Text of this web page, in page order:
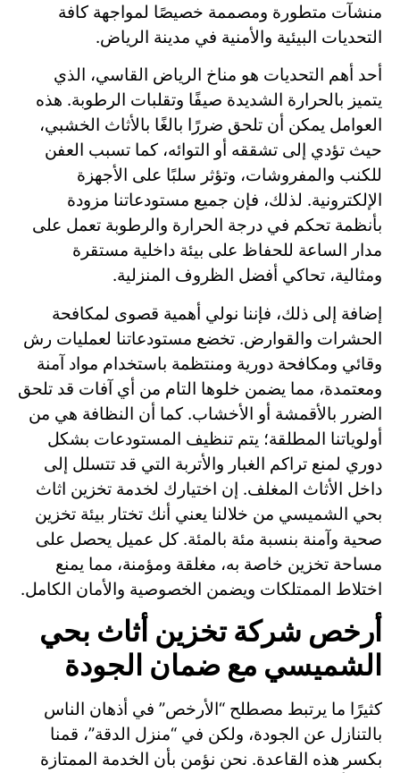
منشآت متطورة ومصممة خصيصًا لمواجهة كافة
التحديات البيئية والأمنية في مدينة الرياض.
أحد أهم التحديات هو مناخ الرياض القاسي، الذي
يتميز بالحرارة الشديدة صيفًا وتقلبات الرطوبة. هذه
العوامل يمكن أن تلحق ضررًا بالغًا بالأثاث الخشبي،
حيث تؤدي إلى تشققه أو التوائه، كما تسبب العفن
للكنب والمفروشات، وتؤثر سلبًا على الأجهزة
الإلكترونية. لذلك، فإن جميع مستودعاتنا مزودة
بأنظمة تحكم في درجة الحرارة والرطوبة تعمل على
مدار الساعة للحفاظ على بيئة داخلية مستقرة
ومثالية، تحاكي أفضل الظروف المنزلية.
إضافة إلى ذلك، فإننا نولي أهمية قصوى لمكافحة
الحشرات والقوارض. تخضع مستودعاتنا لعمليات رش
وقائي ومكافحة دورية ومنتظمة باستخدام مواد آمنة
ومعتمدة، مما يضمن خلوها التام من أي آفات قد تلحق
الضرر بالأقمشة أو الأخشاب. كما أن النظافة هي من
أولوياتنا المطلقة؛ يتم تنظيف المستودعات بشكل
دوري لمنع تراكم الغبار والأتربة التي قد تتسلل إلى
داخل الأثاث المغلف. إن اختيارك لخدمة تخزين اثاث
بحي الشميسي من خلالنا يعني أنك تختار بيئة تخزين
صحية وآمنة بنسبة مئة بالمئة. كل عميل يحصل على
مساحة تخزين خاصة به، مغلقة ومؤمنة، مما يمنع
اختلاط الممتلكات ويضمن الخصوصية والأمان الكامل.
أرخص شركة تخزين أثاث بحي
الشميسي مع ضمان الجودة
كثيرًا ما يرتبط مصطلح “الأرخص” في أذهان الناس
بالتنازل عن الجودة، ولكن في “منزل الدقة”، قمنا
بكسر هذه القاعدة. نحن نؤمن بأن الخدمة الممتازة